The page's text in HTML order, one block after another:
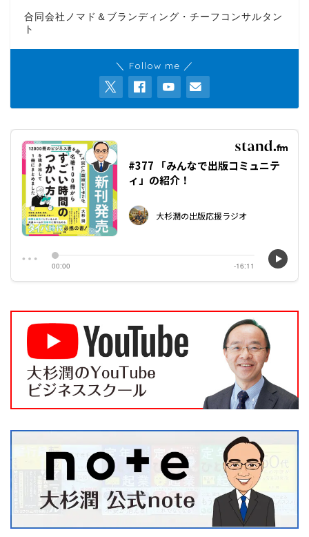
合同会社ノマド＆ブランディング・チーフコンサルタン
ト
＼ Follow me ／